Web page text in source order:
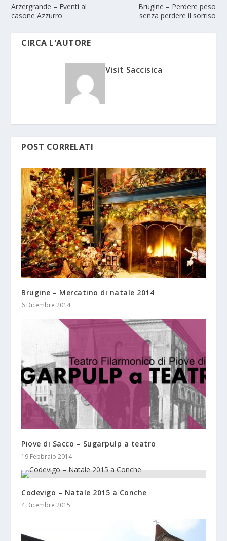
Arzergrande – Eventi al
casone Azzurro
Brugine – Perdere peso
senza perdere il sorriso
CIRCA L'AUTORE
Visit Saccisica
POST CORRELATI
Brugine – Mercatino di natale 2014
6 Dicembre 2014
Piove di Sacco – Sugarpulp a teatro
19 Febbraio 2014
Codevigo – Natale 2015 a Conche
4 Dicembre 2015